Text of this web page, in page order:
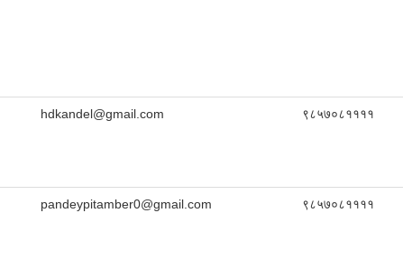
hdkandel@gmail.com ९८५७०८११११
pandeypitamber0@gmail.com ९८५७०८११११